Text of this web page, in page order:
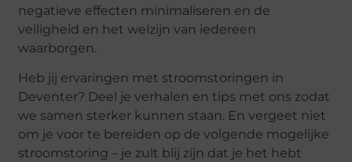
negatieve effecten minimaliseren en de
veiligheid en het welzijn van iedereen
waarborgen.
Heb jij ervaringen met stroomstoringen in
Deventer? Deel je verhalen en tips met ons zodat
we samen sterker kunnen staan. En vergeet niet
om je voor te bereiden op de volgende mogelijke
stroomstoring – je zult blij zijn dat je het hebt